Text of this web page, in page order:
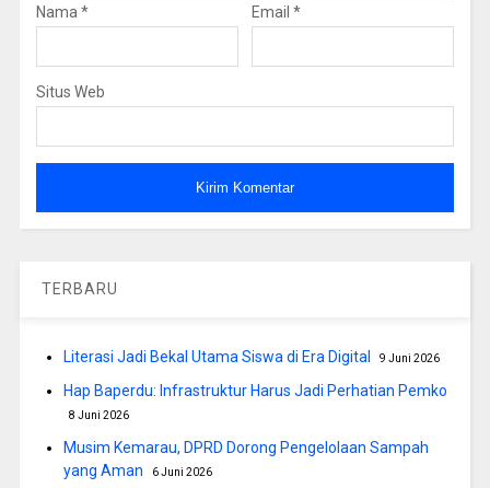
Nama * Email *
Situs Web
TERBARU
Literasi Jadi Bekal Utama Siswa di Era Digital 9 Juni 2026
Hap Baperdu: Infrastruktur Harus Jadi Perhatian Pemko
8 Juni 2026
Musim Kemarau, DPRD Dorong Pengelolaan Sampah
yang Aman
6 Juni 2026